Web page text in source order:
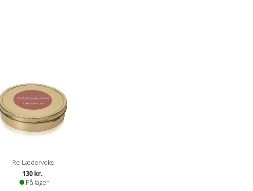
Re-Lædervoks
130 kr.
På lager